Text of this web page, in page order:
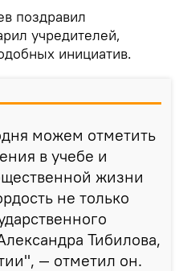
поздравил
учредителей,
инициатив.
можем отметить
в учебе и
жизни
не только
Тибилова,
— отметил он.